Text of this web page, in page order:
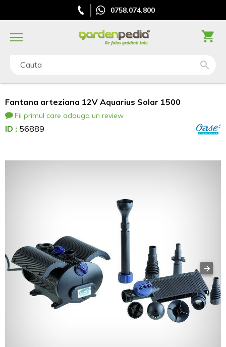
0758.074.800
Cauta
Fantana arteziana 12V Aquarius Solar 1500
Fii primul care adauga un review
ID : 56889